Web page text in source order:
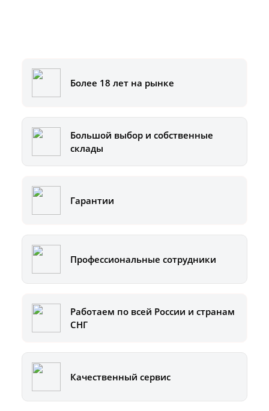
Более 18 лет на рынке
Большой выбор и собственные
склады
Гарантии
Профессиональные сотрудники
Работаем по всей России и странам
СНГ
Качественный сервис